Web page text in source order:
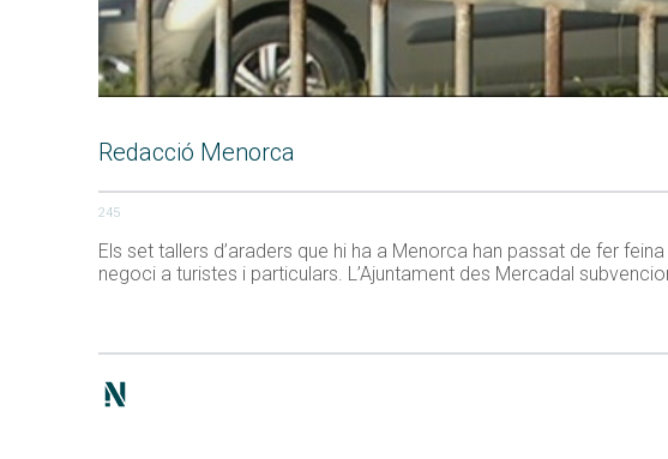
Redacció Menorca
245
Els set tallers d’araders que hi ha a Menorca han passat de fer
negoci a turistes i particulars. L’Ajuntament des Mercadal